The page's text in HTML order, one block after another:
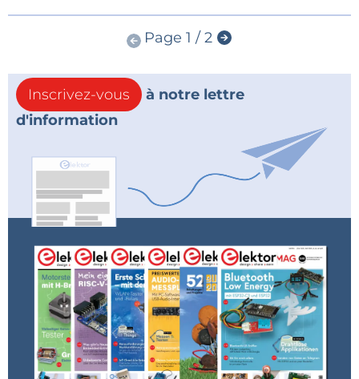
Page 1 / 2
Inscrivez-vous
à notre lettre
d'information